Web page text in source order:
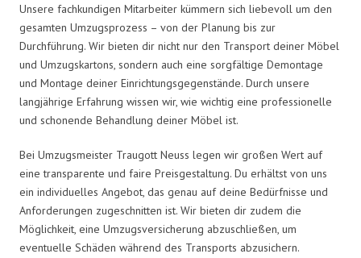
Unsere fachkundigen Mitarbeiter kümmern sich liebevoll um den
gesamten Umzugsprozess – von der Planung bis zur
Durchführung. Wir bieten dir nicht nur den Transport deiner Möbel
und Umzugskartons, sondern auch eine sorgfältige Demontage
und Montage deiner Einrichtungsgegenstände. Durch unsere
langjährige Erfahrung wissen wir, wie wichtig eine professionelle
und schonende Behandlung deiner Möbel ist.
Bei Umzugsmeister Traugott Neuss legen wir großen Wert auf
eine transparente und faire Preisgestaltung. Du erhältst von uns
ein individuelles Angebot, das genau auf deine Bedürfnisse und
Anforderungen zugeschnitten ist. Wir bieten dir zudem die
Möglichkeit, eine Umzugsversicherung abzuschließen, um
eventuelle Schäden während des Transports abzusichern.